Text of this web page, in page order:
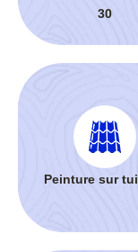
30
Peinture sur